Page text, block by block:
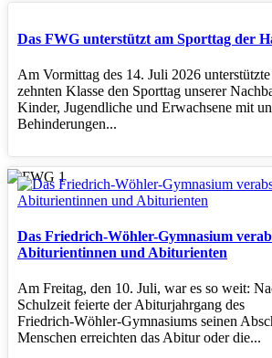
Das FWG unterstützt am Sporttag der
Am Vormittag des 14. Juli 2026
zehnten Klasse den Sporttag unserer
Kinder, Jugendliche und Erwachsene mit
Behinderungen...
Das Friedrich-Wöhler-Gymnasium
Abiturientinnen und Abiturienten
Am Freitag, den 10. Juli, war es so weit:
Schulzeit feierte der Abiturjahrgang des
Friedrich‑Wöhler‑Gymnasiums seinen
Menschen erreichten das Abitur oder die...